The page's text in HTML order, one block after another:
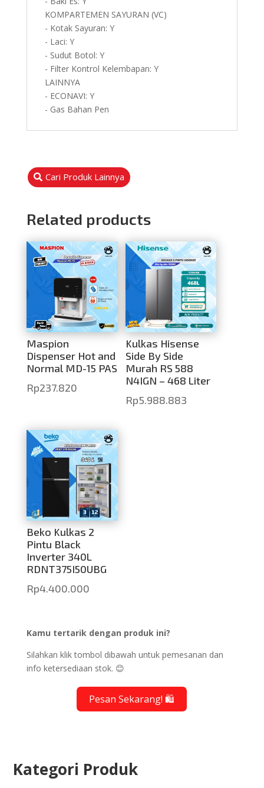
KOMPARTEMEN SAYURAN (VC)
- Kotak Sayuran: Y
- Laci: Y
- Sudut Botol: Y
- Filter Kontrol Kelembapan: Y
LAINNYA
- ECONAVI: Y
- Gas Bahan Pen
Cari Produk Lainnya
Related products
Maspion
Dispenser Hot and
Normal MD-15 PAS
Rp237.820
Kulkas Hisense
Side By Side
Murah RS 588
N4IGN – 468 Liter
Rp5.988.883
Beko Kulkas 2
Pintu Black
Inverter 340L
RDNT375I50UBG
Rp4.400.000
Kamu tertarik dengan produk ini?
Silahkan klik tombol dibawah untuk pemesanan dan
info ketersediaan stok. 😊
Pesan Sekarang! 🛍️
Kategori Produk